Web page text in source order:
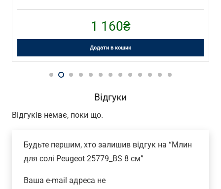
1 160₴
Додати в кошик
Відгуки
Відгуків немає, поки що.
Будьте першим, хто залишив відгук на “Млин
для солі Peugeot 25779_BS 8 см”
Ваша e-mail адреса не